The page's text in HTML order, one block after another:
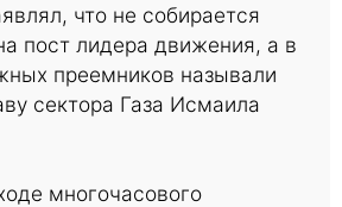
что не собирается
пост лидера движения, а в
преемников называли
сектора Газа Исмаила
многочасового